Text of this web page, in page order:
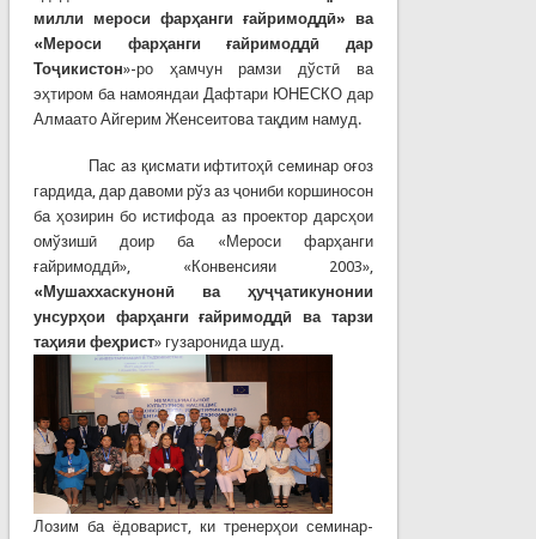
милли мероси фарҳанги ғайримоддӣ» ва
«Мероси фарҳанги ғайримоддӣ дар
Тоҷикистон»-ро ҳамчун рамзи дўстӣ ва
эҳтиром ба намояндаи Дафтари ЮНЕСКО дар
Алмаато Айгерим Женсеитова тақдим намуд.
Пас аз қисмати ифтитоҳӣ семинар оғоз
гардида, дар давоми рўз аз ҷониби коршиносон
ба ҳозирин бо истифода аз проектор дарсҳои
омўзишӣ доир ба «Мероси фарҳанги
ғайримоддӣ», «Конвенсияи 2003»,
«Мушаххаскунонӣ ва ҳуҷҷатикунонии
унсурҳои фарҳанги ғайримоддӣ ва тарзи
таҳияи феҳрист» гузаронида шуд.
Лозим ба ёдоварист, ки тренерҳои семинар-